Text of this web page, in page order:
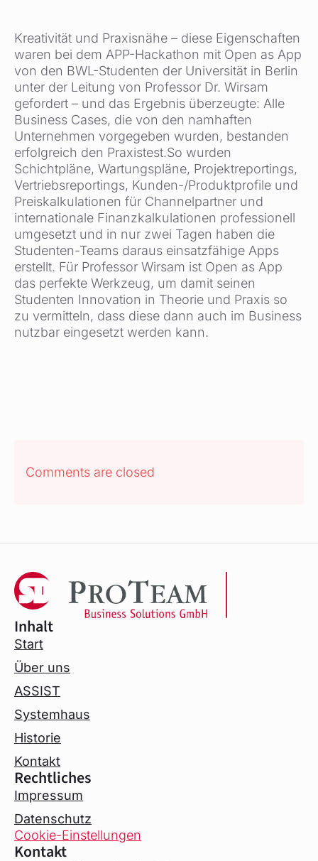
Kreativität und Praxisnähe – diese Eigenschaften
waren bei dem APP-Hackathon mit Open as App
von den BWL-Studenten der Universität in Berlin
unter der Leitung von Professor Dr. Wirsam
gefordert – und das Ergebnis überzeugte: Alle
Business Cases, die von den namhaften
Unternehmen vorgegeben wurden, bestanden
erfolgreich den Praxistest.So wurden
Schichtpläne, Wartungspläne, Projektreportings,
Vertriebsreportings, Kunden-/Produktprofile und
Preiskalkulationen für Channelpartner und
internationale Finanzkalkulationen professionell
umgesetzt und in nur zwei Tagen haben die
Studenten-Teams daraus einsatzfähige Apps
erstellt. Für Professor Wirsam ist Open as App
das perfekte Werkzeug, um damit seinen
Studenten Innovation in Theorie und Praxis so
zu vermitteln, dass diese dann auch im Business
nutzbar eingesetzt werden kann.
Comments are closed
Inhalt
Start
Über uns
ASSIST
Systemhaus
Historie
Kontakt
Rechtliches
Impressum
Datenschutz
Cookie-Einstellungen
Kontakt